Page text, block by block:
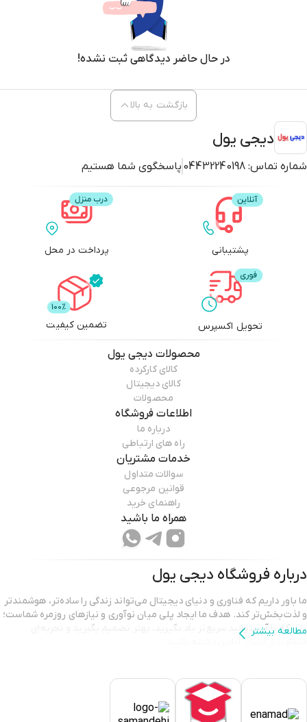
در حال حاضر دیدگاهی ثبت نشده!
دیجی یول
شماره تماس: 04432240198 پاسخگوی شما هستیم
بازگشت به بالا
پشتیبانی پرداخت در محل
تحویل اکسپرس تضمین کیفیت
محصولات دیجی یول
کالای کارکرده
کالای دیجیتال
محصولات
اطلاعات فروشگاه
درباره ما
راه های ارتباطی
خدمات مشتریان
سوالات متداول
قوانین مرجوعی
راهنمای خرید
همراه ما باشید
درباره فروشگاه دیجی یول
ما باور داریم که فناوری و دنیای دیجیتال می‌تواند زندگی را ساده‌تر، هوشمندتر
و لذت‌بخش‌تر کند. هدف ما ایجاد پلی میان نوآوری و نیازهای روزمره شماست؛
پلی که با آن بتوانید سریع‌تر یاد بگیرید، بهتر تصمیم بگیرید و تجربه‌ای
متفاوت از دنیای آنلاین داشته باشید.
کسب‌وکارها کمک کند.
چشم‌انداز ما: تبدیل شدن به مرجع قابل اعتماد برای یادگیری و
خدمات دیجیتال در ایران و فراتر از آن.
مطالعه بیشتر